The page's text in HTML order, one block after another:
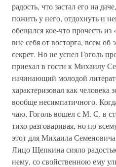
радость, что застал его на
пожить у него, отдохнуть и
обещался кое-что прочесть
вне себя от восторга, всем об
секрет. Но не успел Гоголь
приехал в гости к Михаилу
начинающий молодой
характеризовал как человека
вообще несимпатичного.
чаю, Гоголь вошел с М. С. в
тихо разговаривая, но по
этот для Михаила
Лицо Щепкина сияло
нему, со свойственною ему